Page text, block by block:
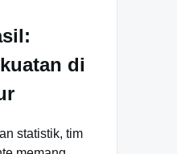
di
statistik, tim